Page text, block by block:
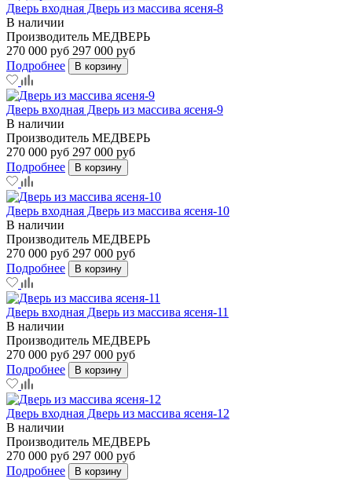
Дверь входная Дверь из массива ясеня-8
В наличии
Производитель МЕДВЕРЬ
270 000 руб 297 000 руб
Подробнее
В корзину
Дверь входная Дверь из массива ясеня-9
В наличии
Производитель МЕДВЕРЬ
270 000 руб 297 000 руб
Подробнее
В корзину
Дверь входная Дверь из массива ясеня-10
В наличии
Производитель МЕДВЕРЬ
270 000 руб 297 000 руб
Подробнее
В корзину
Дверь входная Дверь из массива ясеня-11
В наличии
Производитель МЕДВЕРЬ
270 000 руб 297 000 руб
Подробнее
В корзину
Дверь входная Дверь из массива ясеня-12
В наличии
Производитель МЕДВЕРЬ
270 000 руб 297 000 руб
Подробнее
В корзину